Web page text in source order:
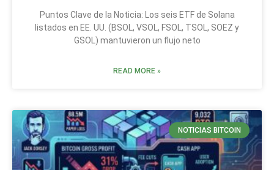
Puntos Clave de la Noticia: Los seis ETF de Solana
listados en EE. UU. (BSOL, VSOL, FSOL, TSOL, SOEZ y
GSOL) mantuvieron un flujo neto
READ MORE »
NOTICIAS BITCOIN